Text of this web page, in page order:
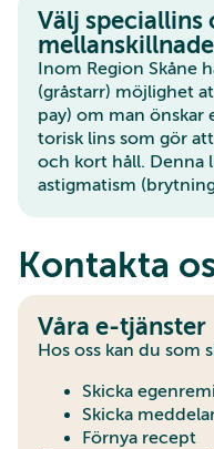
Välj speciallins
Inom Region Skåne
(gråstarr) möjlighet
pay) om man önskar
torisk lins som gör
och kort håll. Denna
astigmatism
Kontakta
Våra e-tjänster
Hos oss kan du som
Skicka
Skicka
Förnya recept